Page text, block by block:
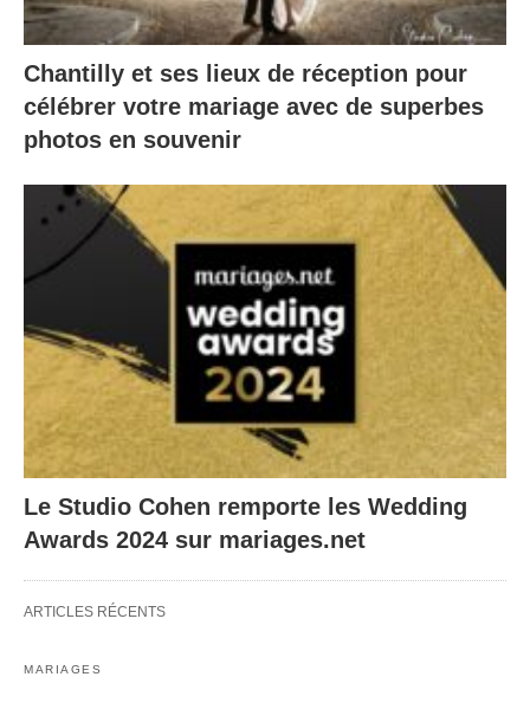
Chantilly et ses lieux de réception pour
célébrer votre mariage avec de superbes
photos en souvenir
Le Studio Cohen remporte les Wedding
Awards 2024 sur mariages.net
ARTICLES RÉCENTS
MARIAGES